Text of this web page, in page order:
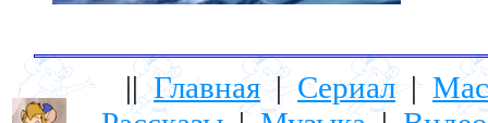
||Главная|Сериал|